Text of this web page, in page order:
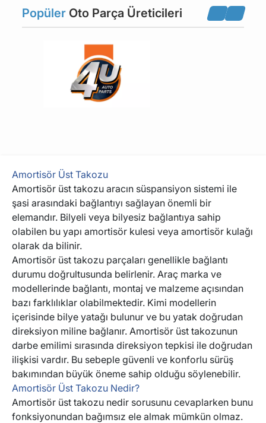
Amortisör Üst Takozu Bijon Cıvatası
Bijon Somunu
Helezon Yayı
Şaft Rulmanı Salıncak Alt Üst
Salıncak Burcu Tekerlek Porya Cıvatası
Tekerlek Poryası Travers Denge Kolu
Travers Takozu &
Burçları
Viraj Demir Askı Rotu
Viraj Demir Kelepçesi Viraj Demir Lastiği
Viraj Demiri
Popüler Oto Parça Üreticileri
Amortisör Üst Takozu
Amortisör üst takozu aracın süspansiyon sistemi ile
şasi arasındaki bağlantıyı sağlayan önemli bir
elemandır. Bilyeli veya bilyesiz bağlantıya sahip
olabilen bu yapı amortisör kulesi veya amortisör kulağı
olarak da bilinir.
Amortisör üst takozu parçaları genellikle bağlantı
durumu doğrultusunda belirlenir. Araç marka ve
modellerinde bağlantı, montaj ve malzeme açısından
bazı farklılıklar olabilmektedir. Kimi modellerin
içerisinde bilye yatağı bulunur ve bu yatak doğrudan
direksiyon miline bağlanır. Amortisör üst takozunun
darbe emilimi sırasında direksiyon tepkisi ile doğrudan
ilişkisi vardır. Bu sebeple güvenli ve konforlu sürüş
bakımından büyük öneme sahip olduğu söylenebilir.
Amortisör Üst Takozu Nedir?
Amortisör üst takozu nedir sorusunu cevaplarken bunu
fonksiyonundan bağımsız ele almak mümkün olmaz.